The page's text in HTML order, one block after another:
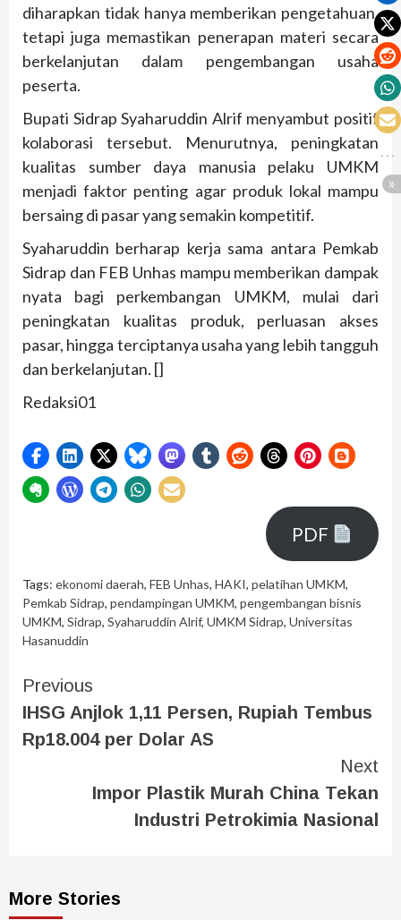
diharapkan tidak hanya memberikan pengetahuan,
tetapi juga memastikan penerapan materi secara
berkelanjutan dalam pengembangan usaha
peserta.
Bupati Sidrap Syaharuddin Alrif menyambut positif
kolaborasi tersebut. Menurutnya, peningkatan
kualitas sumber daya manusia pelaku UMKM
menjadi faktor penting agar produk lokal mampu
bersaing di pasar yang semakin kompetitif.
Syaharuddin berharap kerja sama antara Pemkab
Sidrap dan FEB Unhas mampu memberikan dampak
nyata bagi perkembangan UMKM, mulai dari
peningkatan kualitas produk, perluasan akses
pasar, hingga terciptanya usaha yang lebih tangguh
dan berkelanjutan. []
Redaksi01
PDF
Tags: ekonomi daerah, FEB Unhas, HAKI, pelatihan UMKM,
Pemkab Sidrap, pendampingan UMKM, pengembangan bisnis
UMKM, Sidrap, Syaharuddin Alrif, UMKM Sidrap, Universitas
Hasanuddin
Previous
IHSG Anjlok 1,11 Persen, Rupiah Tembus
Rp18.004 per Dolar AS
Next
Impor Plastik Murah China Tekan
Industri Petrokimia Nasional
More Stories